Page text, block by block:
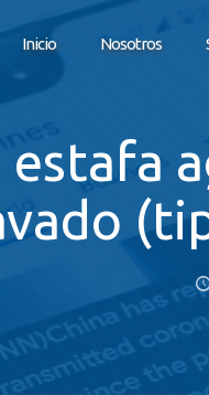
Inicio Nosotros
estafa